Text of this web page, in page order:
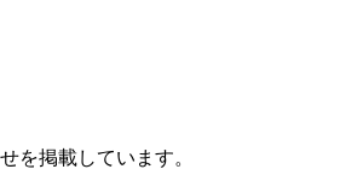
を掲載しています。